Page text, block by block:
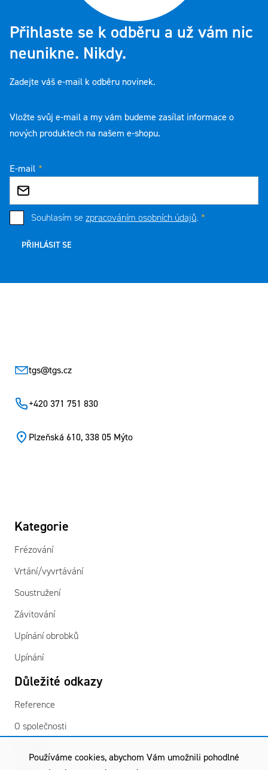
Používáme cookies, abychom Vám umožnili pohodlné
Přihlaste se k odběru a už vám nic
neunikne. Nikdy.
Zadejte váš e-mail k odběru novinek.
Vložte svůj e-mail a my vám budeme zasílat informace o
nových produktech na našem e-shopu.
E-mail
Souhlasím se zpracováním osobních údajů.
PŘIHLÁSIT SE
tgs@tgs.cz
+420 371 751 830
Plzeňská 610, 338 05 Mýto
Kategorie
Frézování
Vrtání/vyvrtávání
Soustružení
Závitování
Upínání obrobků
Upínání
Důležité odkazy
Reference
O společnosti